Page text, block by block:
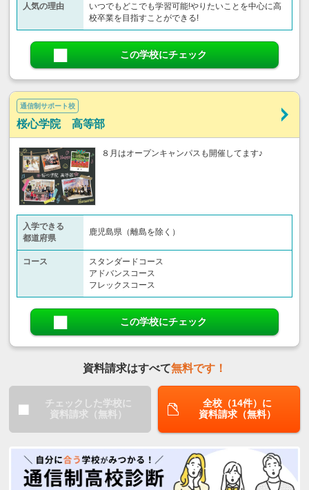
人気の理由
いつでもどこでも学習可能!やりたいことを中心に高
校卒業を目指すことができる!
この学校にチェック
通信制サポート校
桜心学院 高等部
８月はオープンキャンパスも開催してます♪
入学できる
都道府県
鹿児島県（離島を除く）
コース
スタンダードコース
アドバンスコース
フレックスコース
この学校にチェック
資料請求はすべて無料です！
チェックした学校に
資料請求（無料）
全校（14件）に
資料請求（無料）